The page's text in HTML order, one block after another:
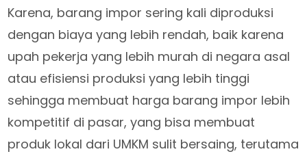
Karena, barang impor sering kali diproduksi
dengan biaya yang lebih rendah, baik karena
upah pekerja yang lebih murah di negara asal
atau efisiensi produksi yang lebih tinggi
sehingga membuat harga barang impor lebih
kompetitif di pasar, yang bisa membuat
produk lokal dari UMKM sulit bersaing, terutama